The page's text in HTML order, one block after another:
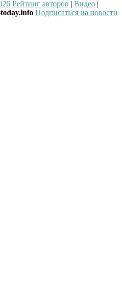
Рейтинг авторов | Видео |
Подписаться на новости